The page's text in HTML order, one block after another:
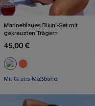
Marineblaues Bikini-Set mit
gekreuzten Trägern
45,00 €
Mit Gratis-Maßband